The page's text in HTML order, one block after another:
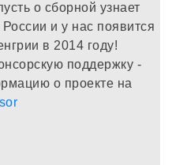
о сборной узнает
и у нас появится
в 2014 году!
поддержку -
о проекте на